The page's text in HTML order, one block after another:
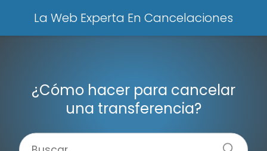
La Web Experta En Cancelaciones
¿Cómo hacer para cancelar
una transferencia?